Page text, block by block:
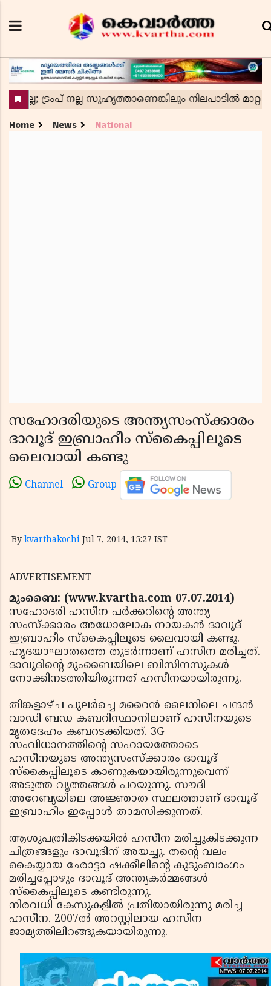
Home News National
സഹോദരിയുടെ അന്ത്യസംസ്‌ക്കാരം
ദാവൂദ് ഇബ്രാഹീം സ്‌കൈപ്പിലൂടെ
ലൈവായി കണ്ടു
Channel Group
By kvarthakochi Jul 7, 2014, 15:27 IST
ADVERTISEMENT
മുംബൈ: (www.kvartha.com 07.07.2014)
സഹോദരി ഹസീന പര്‍ക്കറിന്റെ അന്ത്യ
സംസ്‌ക്കാരം അധോലോക നായകന്‍ ദാവൂദ്
ഇബ്രാഹീം സ്‌കൈപ്പിലൂടെ ലൈവായി കണ്ടു.
ഹൃദയാഘാതത്തെ തുടര്‍ന്നാണ് ഹസീന മരിച്ചത്.
ദാവൂദിന്റെ മുംബൈയിലെ ബിസിനസുകള്‍
നോക്കിനടത്തിയിരുന്നത് ഹസീനയായിരുന്നു.
തിങ്കളാഴ്ച പുലര്‍ച്ചെ മറൈന്‍ ലൈനിലെ ചന്ദന്‍
വാഡി ബഡ കബറിസ്ഥാനിലാണ് ഹസീനയുടെ
മൃതദേഹം കബറടക്കിയത്. 3G
സംവിധാനത്തിന്റെ സഹായത്തോടെ
ഹസീനയുടെ അന്ത്യസംസ്‌ക്കാരം ദാവൂദ്
സ്‌കൈപ്പിലൂടെ കാണുകയായിരുന്നുവെന്ന്
അടുത്ത വൃത്തങ്ങള്‍ പറയുന്നു. സൗദി
അറേബ്യയിലെ അജ്ഞാത സ്ഥലത്താണ് ദാവൂദ്
ഇബ്രാഹീം ഇപ്പോള്‍ താമസിക്കുന്നത്.
ആശുപത്രികിടക്കയില്‍ ഹസീന മരിച്ചുകിടക്കുന്ന
ചിത്രങ്ങളും ദാവൂദിന് അയച്ചു. തന്റെ വലം
കൈയ്യായ ഛോട്ടാ ഷക്കീലിന്റെ കുടുംബാംഗം
മരിച്ചപ്പോഴും ദാവൂദ് അന്ത്യകര്‍മ്മങ്ങള്‍
സ്‌കൈപ്പിലൂടെ കണ്ടിരുന്നു.
നിരവധി കേസുകളില്‍ പ്രതിയായിരുന്നു മരിച്ച
ഹസീന. 2007ല്‍ അറസ്റ്റിലായ ഹസീന
ജാമ്യത്തിലിറങ്ങുകയായിരുന്നു.